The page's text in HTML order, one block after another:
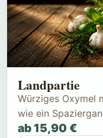
Landpartie
Würziges Oxymel
wie ein
ab 15,90 €